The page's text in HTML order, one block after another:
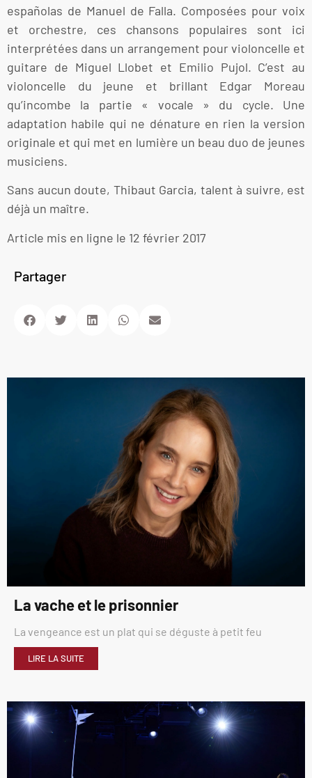
españolas de Manuel de Falla. Composées pour voix
et orchestre, ces chansons populaires sont ici
interprétées dans un arrangement pour violoncelle et
guitare de Miguel Llobet et Emilio Pujol. C’est au
violoncelle du jeune et brillant Edgar Moreau
qu’incombe la partie « vocale » du cycle. Une
adaptation habile qui ne dénature en rien la version
originale et qui met en lumière un beau duo de jeunes
musiciens.
Sans aucun doute, Thibaut Garcia, talent à suivre, est
déjà un maître.
Article mis en ligne le 12 février 2017
Partager
La vache et le prisonnier
La vengeance est un plat qui se déguste à petit feu
LIRE LA SUITE